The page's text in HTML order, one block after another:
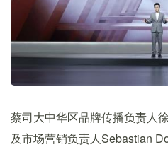
蔡司大中华区品牌传播负责人
及市场营销负责人Sebastian